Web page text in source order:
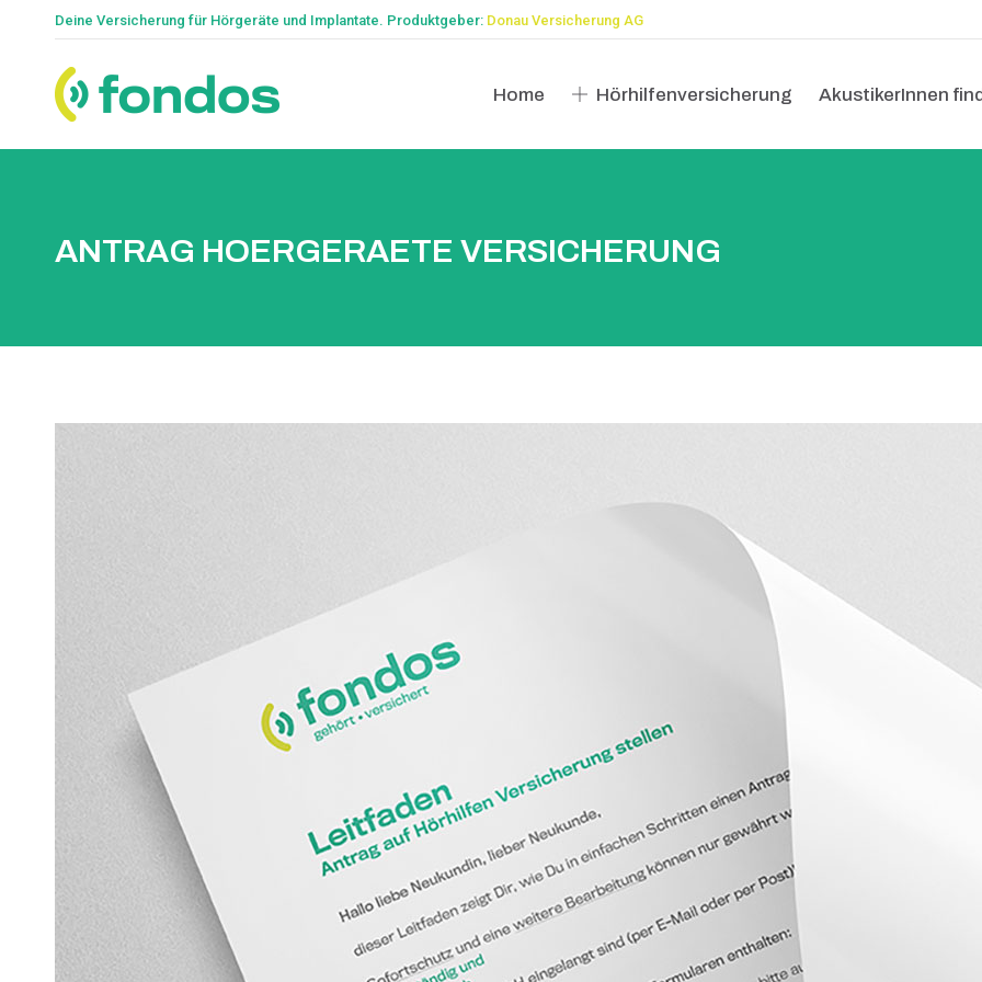
Deine Versicherung für Hörgeräte und Implantate. Produktgeber: Donau Versicherung AG
Home Hörhilfenversicherung AkustikerInnen
ANTRAG HOERGERAETE VERSICHERUNG
Home Hörhilfenversicherung AkustikerInnen